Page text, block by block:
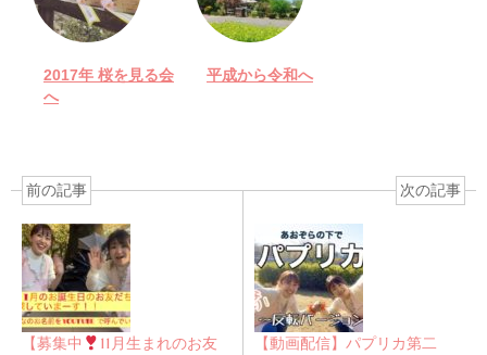
2017年 桜を見る会
へ
平成から令和へ
前の記事
【募集中
11月生まれのお友
次の記事
【動画配信】パプリカ第二